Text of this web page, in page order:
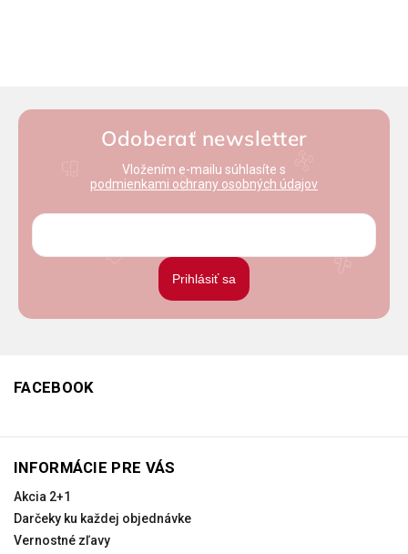
Odoberať newsletter
Vložením e-mailu súhlasíte s
podmienkami ochrany osobných údajov
Prihlásiť sa
FACEBOOK
INFORMÁCIE PRE VÁS
Akcia 2+1
Darčeky ku každej objednávke
Vernostné zľavy